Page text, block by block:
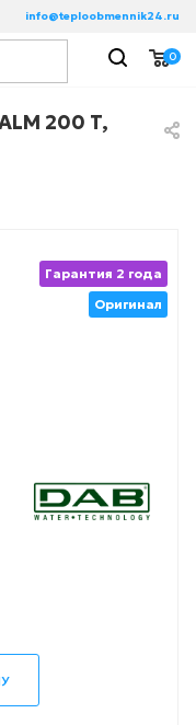
info@teploobmennik24.ru
0
200 T,
Гарантия 2 года
Оригинал